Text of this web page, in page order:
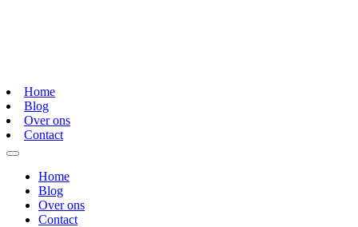
Home
Blog
Over ons
Contact
Home
Blog
Over ons
Contact